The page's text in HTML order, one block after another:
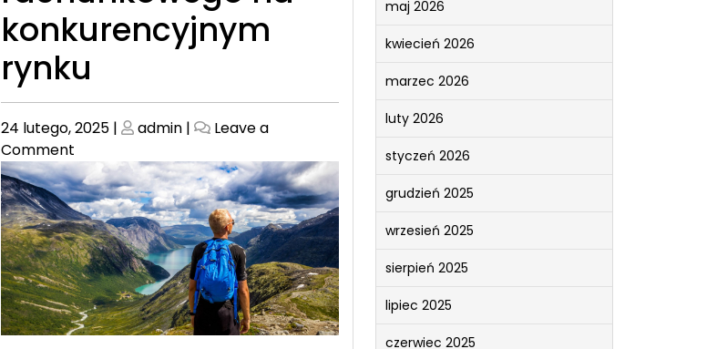
konkurencyjnym
rynku
Posted
on
24 lutego, 2025| Posted
admin|
Leave a
Commenton
Jak
zbudować
silną
markę
biura
rachunkowego
na
konkurencyjnym
maj 2026
kwiecień 2026
marzec 2026
luty 2026
styczeń 2026
grudzień 2025
wrzesień 2025
sierpień 2025
lipiec 2025
czerwiec 2025